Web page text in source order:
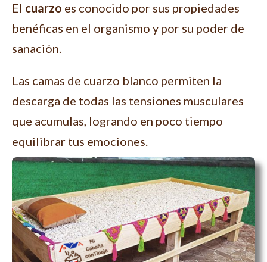
El cuarzo es conocido por sus propiedades
benéficas en el organismo y por su poder de
sanación.
Las camas de cuarzo blanco permiten la
descarga de todas las tensiones musculares
que acumulas, logrando en poco tiempo
equilibrar tus emociones.